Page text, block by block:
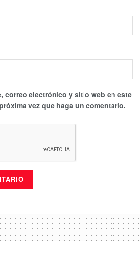
correo electrónico y sitio web en este
vez que haga un comentario.